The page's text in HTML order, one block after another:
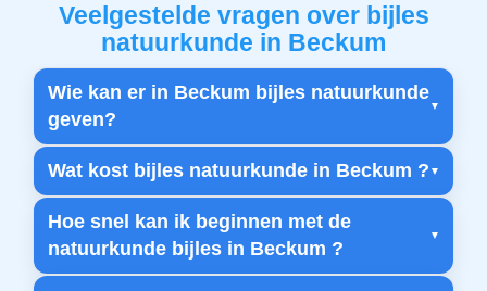
Veelgestelde vragen over bijles
natuurkunde in Beckum
Wie kan er in Beckum bijles natuurkunde
geven?
Wat kost bijles natuurkunde in Beckum ?
Hoe snel kan ik beginnen met de
natuurkunde bijles in Beckum ?